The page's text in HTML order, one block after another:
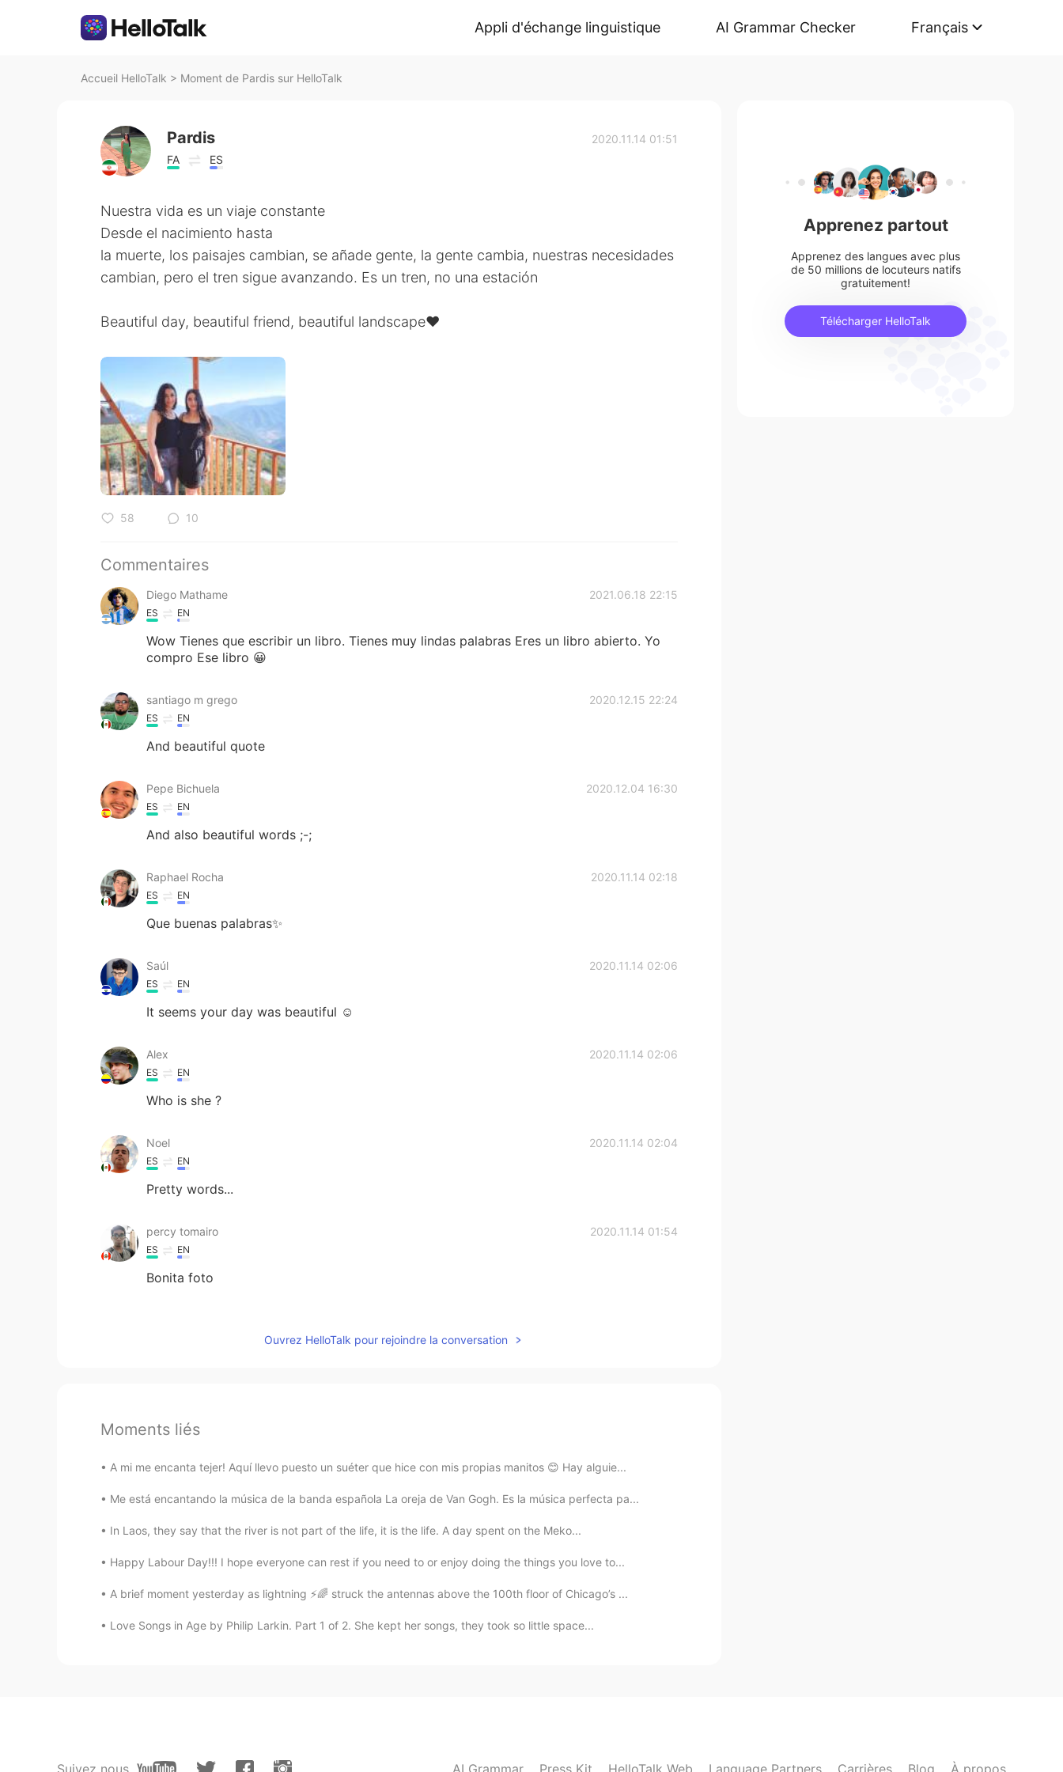
Appli d'échange linguistique AI Grammar Checker Français
Accueil HelloTalk > Moment de Pardis sur HelloTalk
Pardis
FA ES
2020.11.14 01:51
Nuestra vida es un viaje constante
Desde el nacimiento hasta
la muerte, los paisajes cambian, se añade gente, la gente cambia, nuestras necesidades
cambian, pero el tren sigue avanzando. Es un tren, no una estación
Beautiful day, beautiful friend, beautiful landscape❤️
58 10
Commentaires
Diego Mathame 2021.06.18 22:15
ES EN
Wow Tienes que escribir un libro. Tienes muy lindas palabras Eres un libro abierto. Yo
compro Ese libro 😀
santiago m grego 2020.12.15 22:24
ES EN
And beautiful quote
Pepe Bichuela 2020.12.04 16:30
ES EN
And also beautiful words ;-;
Raphael Rocha 2020.11.14 02:18
ES EN
Que buenas palabras✨
Saúl 2020.11.14 02:06
ES EN
It seems your day was beautiful ☺
Alex 2020.11.14 02:06
ES EN
Who is she ?
Noel 2020.11.14 02:04
ES EN
Pretty words...
percy tomairo 2020.11.14 01:54
ES EN
Bonita foto
ES EN
amar con lo que tenemos.
Ouvrez HelloTalk pour rejoindre la conversation
Moments liés
A mi me encanta tejer! Aquí llevo puesto un suéter que hice con mis propias manitos 😊 Hay alguie...
Me está encantando la música de la banda española La oreja de Van Gogh. Es la música perfecta pa...
In Laos, they say that the river is not part of the life, it is the life. A day spent on the Meko...
Happy Labour Day!!! I hope everyone can rest if you need to or enjoy doing the things you love to...
A brief moment yesterday as lightning ⚡️🌈 struck the antennas above the 100th floor of Chicago’s ...
Love Songs in Age by Philip Larkin. Part 1 of 2. She kept her songs, they took so little space...
Apprenez partout
Apprenez des langues avec plus
de 50 millions de locuteurs natifs
gratuitement!
Télécharger HelloTalk
Suivez nous AI Grammar Press Kit HelloTalk Web Language Partners Carrières Blog À propos